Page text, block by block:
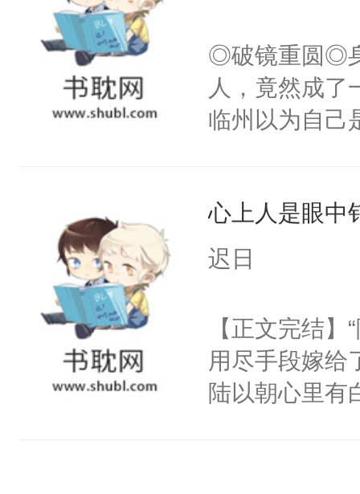
子，门下所有
杀了同为魔道
绝于师门前。
了当年。回到
道吗？大师
二师兄了。
忘记了对二师
会给大师兄
现言烬就站在
静。这一世，
◎破镜重圆◎
人，竟然成了
临州以为自己
心上人是眼中
迟日
【正文完结
用尽手段嫁给
陆以朝心里有